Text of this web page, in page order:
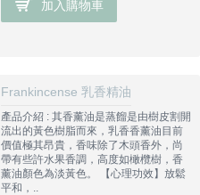
加入購物車
Frankincense 乳香精油
產品介紹 : 其香薰油是蒸餾是由樹皮割開
流出的黃色樹脂而來，乳香香薰油目前
價值極其昂貴，香味除了木頭香外，尚
帶有些許水果香調，高度如橄欖樹，香
薰油顏色為淡黃色。 【心理功效】放鬆
平和，..